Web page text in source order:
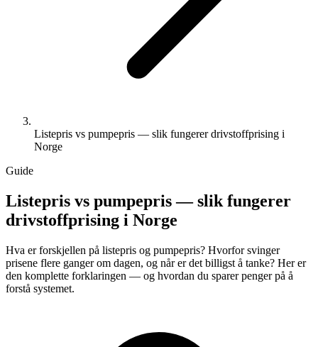
Listepris vs pumpepris — slik fungerer drivstoffprising i
Norge
Guide
Listepris vs pumpepris — slik fungerer
drivstoffprising i Norge
Hva er forskjellen på listepris og pumpepris? Hvorfor svinger
prisene flere ganger om dagen, og når er det billigst å tanke? Her er
den komplette forklaringen — og hvordan du sparer penger på å
forstå systemet.